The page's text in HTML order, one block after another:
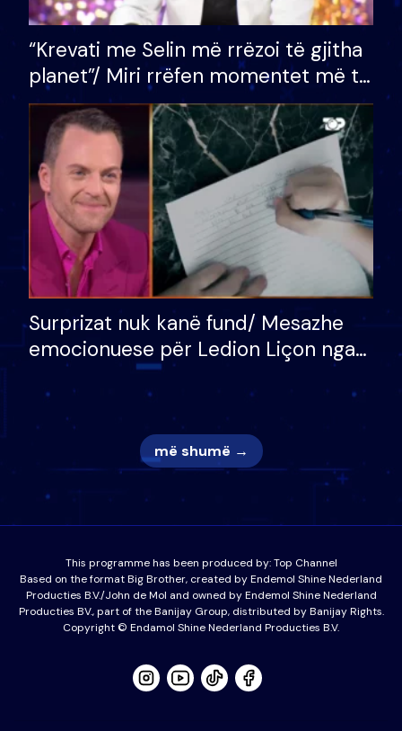
“Krevati me Selin më rrëzoi të gjitha
planet”/ Miri rrëfen momentet më të
bukura në shtëpinë e BB VIP: Do më
mungojë zilja e mëngjesit kur…
Surprizat nuk kanë fund/ Mesazhe
emocionuese për Ledion Liçon nga
nëna dhe fëmijët e tij, moderatori
nuk i mban dot lotët: Nuk meritoj…
më shumë →
This programme has been produced by:Top Channel
Based on the format Big Brother, created by Endemol Shine Nederland
Producties B.V./John de Mol and owned by Endemol Shine Nederland
Producties BV., part of the Banijay Group, distributed by Banijay Rights.
Copyright © Endamol Shine Nederland Producties B.V.